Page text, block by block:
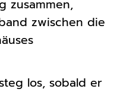
zusammen,
zwischen die
los, sobald er